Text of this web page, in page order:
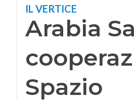
IL VERTICE
Arabia
Spazio